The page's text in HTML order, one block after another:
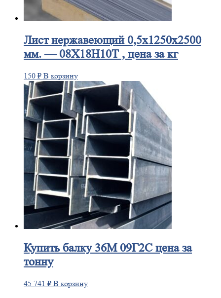
Листнержавеющий 0,5x1250x2500
мм. — 08Х18Н10Т , цена за кг
150 ₽ В корзину
Купитьбалку 36М 09Г2С цена за
тонну
45 741 ₽ В корзину